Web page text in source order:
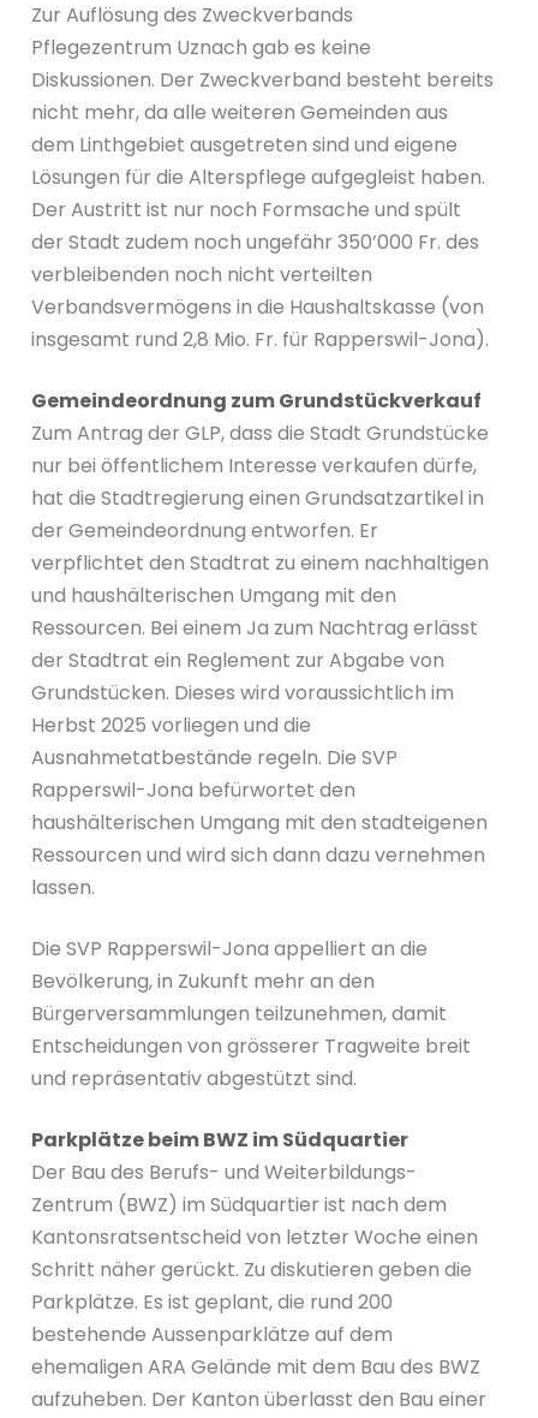
Zur Auflösung des Zweckverbands
Pflegezentrum Uznach gab es keine
Diskussionen. Der Zweckverband besteht bereits
nicht mehr, da alle weiteren Gemeinden aus
dem Linthgebiet ausgetreten sind und eigene
Lösungen für die Alterspflege aufgegleist haben.
Der Austritt ist nur noch Formsache und spült
der Stadt zudem noch ungefähr 350’000 Fr. des
verbleibenden noch nicht verteilten
Verbandsvermögens in die Haushaltskasse (von
insgesamt rund 2,8 Mio. Fr. für Rapperswil-Jona).
Gemeindeordnung zum Grundstückverkauf
Zum Antrag der GLP, dass die Stadt Grundstücke
nur bei öffentlichem Interesse verkaufen dürfe,
hat die Stadtregierung einen Grundsatzartikel in
der Gemeindeordnung entworfen. Er
verpflichtet den Stadtrat zu einem nachhaltigen
und haushälterischen Umgang mit den
Ressourcen. Bei einem Ja zum Nachtrag erlässt
der Stadtrat ein Reglement zur Abgabe von
Grundstücken. Dieses wird voraussichtlich im
Herbst 2025 vorliegen und die
Ausnahmetatbestände regeln. Die SVP
Rapperswil-Jona befürwortet den
haushälterischen Umgang mit den stadteigenen
Ressourcen und wird sich dann dazu vernehmen
lassen.
Die SVP Rapperswil-Jona appelliert an die
Bevölkerung, in Zukunft mehr an den
Bürgerversammlungen teilzunehmen, damit
Entscheidungen von grösserer Tragweite breit
und repräsentativ abgestützt sind.
Parkplätze beim BWZ im Südquartier
Der Bau des Berufs- und Weiterbildungs-
Zentrum (BWZ) im Südquartier ist nach dem
Kantonsratsentscheid von letzter Woche einen
Schritt näher gerückt. Zu diskutieren geben die
Parkplätze. Es ist geplant, die rund 200
bestehende Aussenparklätze auf dem
ehemaligen ARA Gelände mit dem Bau des BWZ
aufzuheben. Der Kanton überlasst den Bau einer